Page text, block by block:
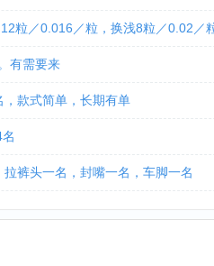
粒／0.016／粒，换浅8粒／0.02／
有需要来
款式简单，长期有单
裤头一名，封嘴一名，车脚一名